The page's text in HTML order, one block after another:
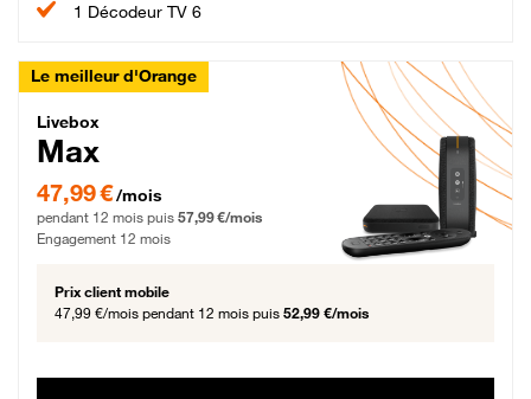
1 Décodeur TV 6
Le meilleur d'Orange
Livebox Max Fibre
Livebox
Max
47,99 € par mois pendant 12 mois puis 57,99 € par mois, Engagement 12 mois
47,99 €/mois
pendant 12 mois puis 57,99 €/mois
Engagement 12 mois
Prix client mobile
47,99 €/mois pendant 12 mois puis 52,99 €/mois